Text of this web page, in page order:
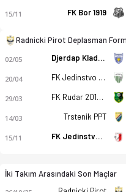
15/11 FK Bor 1919
Radnicki Pirot Deplasman
02/05 Djerdap Kladovo
20/04 FK Jedinstvo Paracin
29/03 FK Rudar 2016 Aleksinački Rudnik
14/03 Trstenik PPT
15/11 FK Jedinstvo 1936 Krusevac
İki Takım Arasındaki Son Maçlar